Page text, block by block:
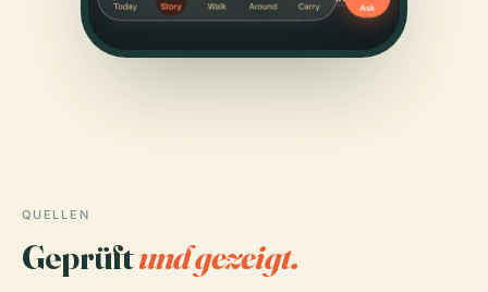
QUELLEN
Geprüftund gezeigt.